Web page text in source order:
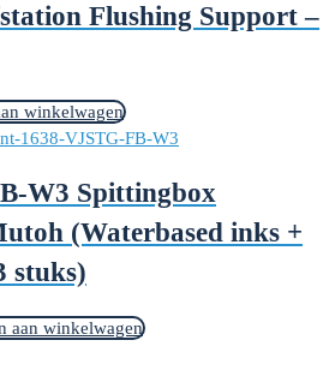
Flushing Support –
winkelwagen
W3 Spittingbox
(Waterbased inks +
stuks)
aan winkelwagen